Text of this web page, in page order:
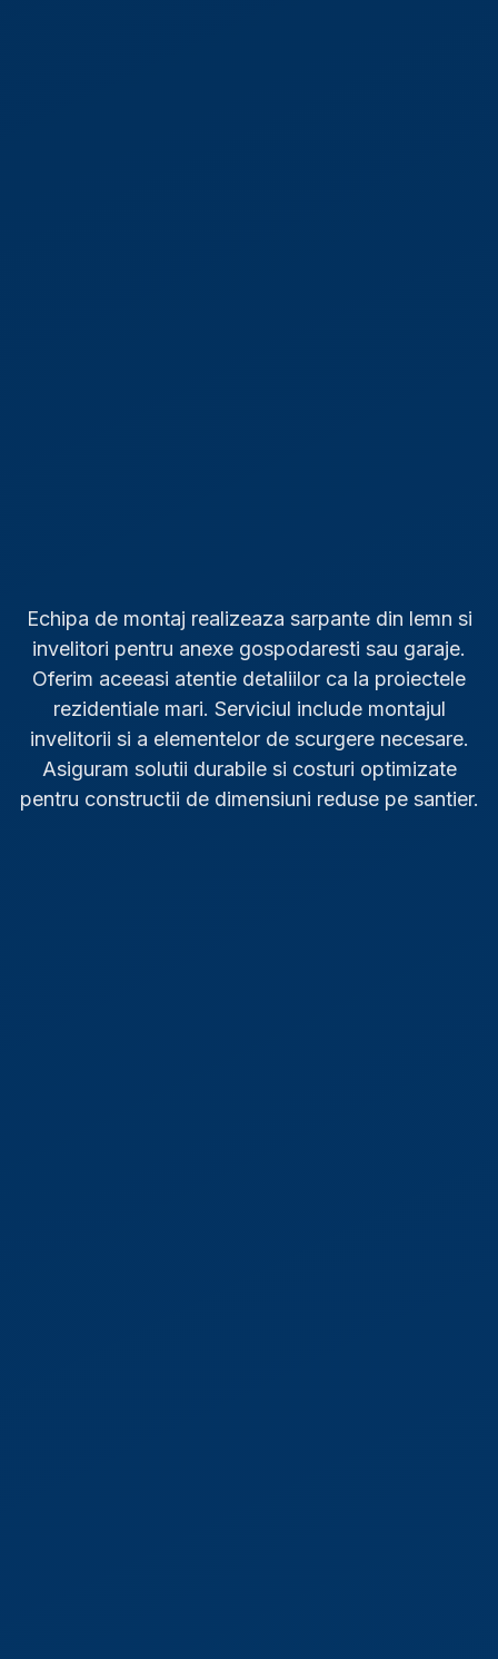
Echipa de montaj realizeaza sarpante din lemn si
invelitori pentru anexe gospodaresti sau garaje.
Oferim aceeasi atentie detaliilor ca la proiectele
rezidentiale mari. Serviciul include montajul
invelitorii si a elementelor de scurgere necesare.
Asiguram solutii durabile si costuri optimizate
pentru constructii de dimensiuni reduse pe santier.